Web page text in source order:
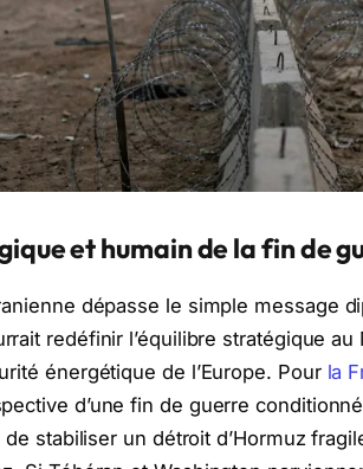
et humain de la fin de
dépasse le simple message
redéfinir l’équilibre stratégique
énergétique de l’Europe. Pour la
d’une fin de guerre
stabiliser un détroit d’Hormuz